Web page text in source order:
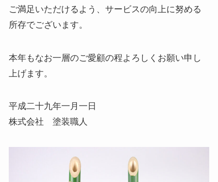
ご満足いただけるよう、サービスの向上に努める
所存でございます。
本年もなお一層のご愛顧の程よろしくお願い申し
上げます。
平成二十九年一月一日
株式会社 塗装職人